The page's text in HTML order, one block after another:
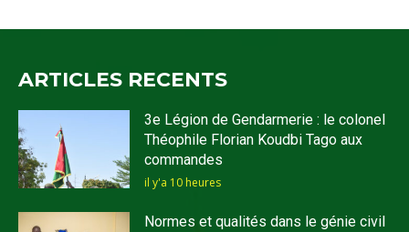
ARTICLES RECENTS
3e Légion de Gendarmerie : le colonel
Théophile Florian Koudbi Tago aux
commandes
il y'a 10 heures
Normes et qualités dans le génie civil